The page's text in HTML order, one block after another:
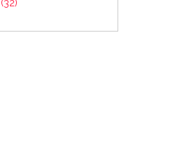
(32)